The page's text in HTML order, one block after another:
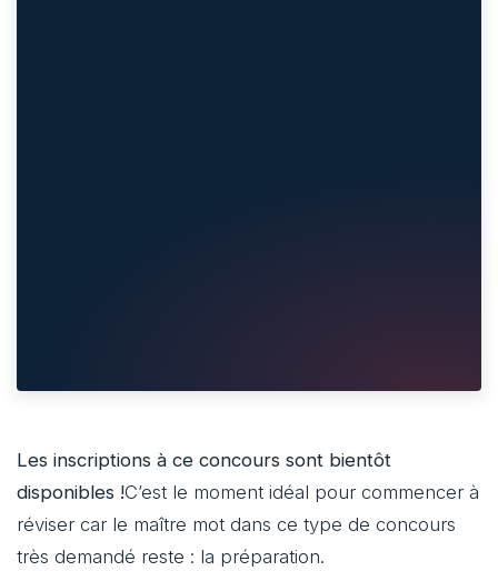
Les inscriptions à ce concours sont bientôt
disponibles !C’est le moment idéal pour commencer à
réviser car le maître mot dans ce type de concours
très demandé reste : la préparation.